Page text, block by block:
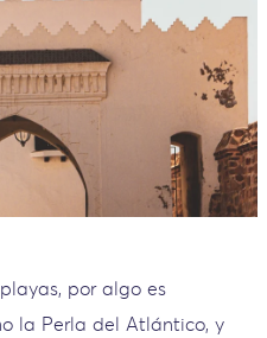
por algo es
la Perla del Atlántico, y